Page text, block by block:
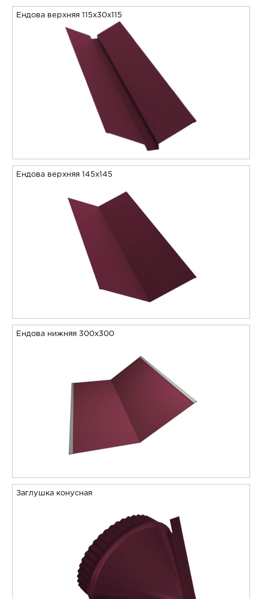
Ендова верхняя 115x30x115
Ендова верхняя 145х145
Ендова нижняя 300х300
Заглушка конусная